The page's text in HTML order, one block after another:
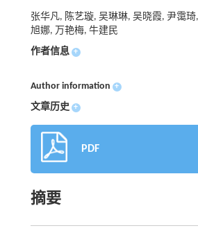
张华凡, 陈艺璇, 吴琳琳, 吴晓霞, 尹霭
旭娜, 万艳梅, 牛建民
作者信息 +
Author information +
文章历史 +
PDF
摘要